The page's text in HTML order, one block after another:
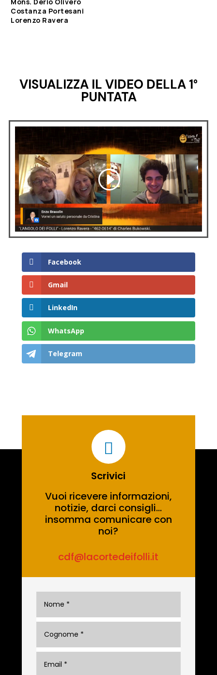
Costanza Portesani
Lorenzo Ravera
VISUALIZZA IL VIDEO DELLA 1°
PUNTATA
Facebook
Gmail
LinkedIn
WhatsApp
Telegram

Scrivici
Vuoi ricevere informazioni,
notizie, darci consigli…
insomma comunicare con
noi?
cdf@lacortedeifolli.it